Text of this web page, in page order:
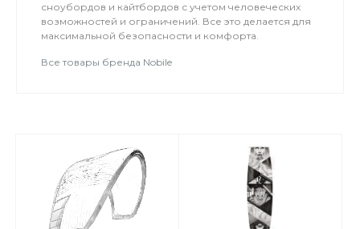
сноубордов и кайтбордов с учетом человеческих
возможностей и ограничений. Все это делается для
максимальной безопасности и комфорта.
Все товары бренда Nobile